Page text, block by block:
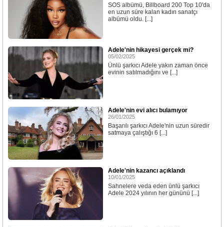
SOS albümü, Billboard 200 Top 10'da
en uzun süre kalan kadın sanatçı
albümü oldu. [...]
Adele'nin hikayesi gerçek mi?
05/02/2025
Ünlü şarkıcı Adele yakın zaman önce
evinin satılmadığını ve [...]
Adele'nin evi alıcı bulamıyor
26/01/2025
Başarılı şarkıcı Adele'nin uzun süredir
satmaya çalıştığı 6 [...]
Adele'nin kazancı açıklandı
10/01/2025
Sahnelere veda eden ünlü şarkıcı
Adele 2024 yılının her gününü [...]